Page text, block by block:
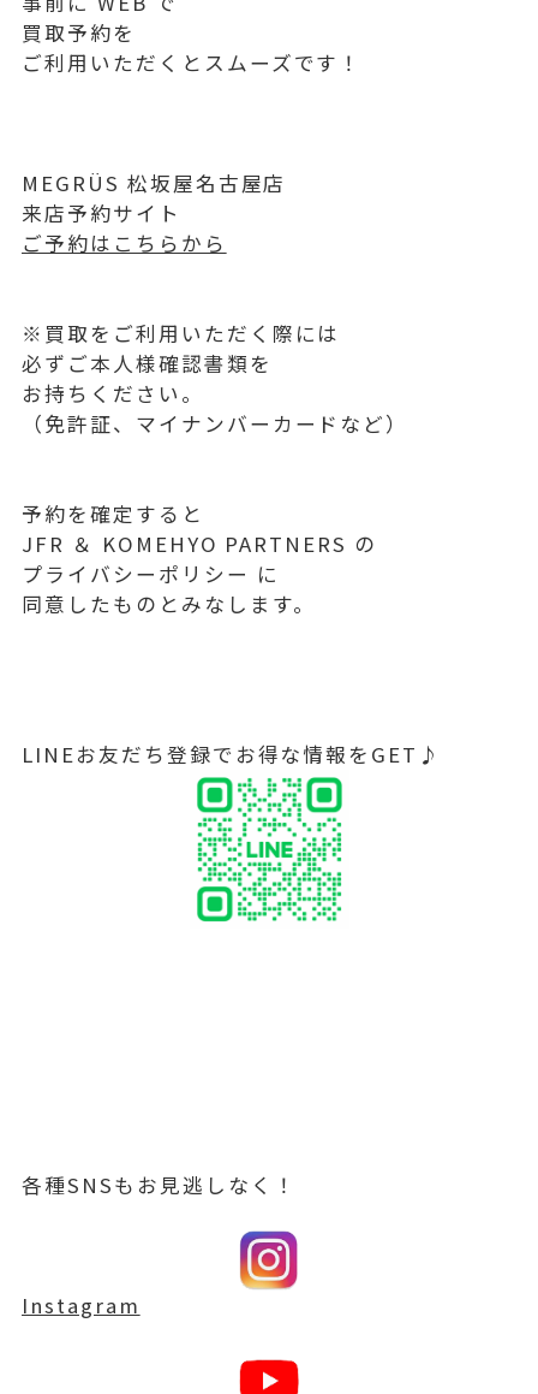
買取予約を
ご利用いただくとスムーズです！
MEGRÜS 松坂屋名古屋店
来店予約サイト
ご予約はこちらから
※買取をご利用いただく際には
必ずご本人様確認書類を
お持ちください。
（免許証、マイナンバーカードなど）
予約を確定すると
JFR ＆ KOMEHYO PARTNERS の
プライバシーポリシー に
同意したものとみなします。
LINEお友だち登録でお得な情報をGET♪
各種SNSもお見逃しなく！
Instagram